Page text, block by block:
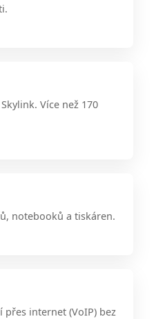
Více než 170
notebooků a tiskáren.
přes internet (VoIP) bez